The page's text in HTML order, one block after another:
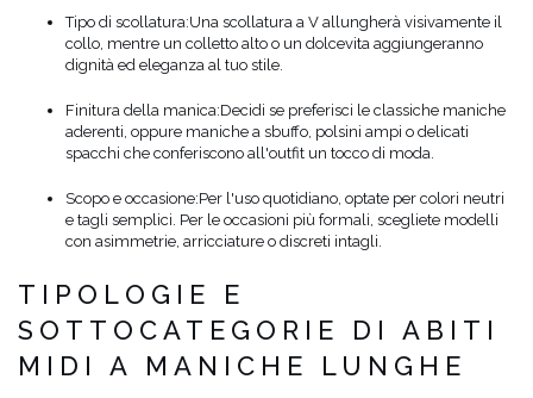
Tipo di scollatura:Una scollatura a V allungherà visivamente il
collo, mentre un colletto alto o un dolcevita aggiungeranno
dignità ed eleganza al tuo stile.
Finitura della manica:Decidi se preferisci le classiche maniche
aderenti, oppure maniche a sbuffo, polsini ampi o delicati
spacchi che conferiscono all'outfit un tocco di moda.
Scopo e occasione:Per l'uso quotidiano, optate per colori neutri
e tagli semplici. Per le occasioni più formali, scegliete modelli
con asimmetrie, arricciature o discreti intagli.
TIPOLOGIE E
SOTTOCATEGORIE DI ABITI
MIDI A MANICHE LUNGHE